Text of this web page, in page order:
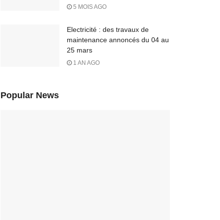
5 MOIS AGO
Electricité : des travaux de
maintenance annoncés du 04 au
25 mars
1 AN AGO
Popular News